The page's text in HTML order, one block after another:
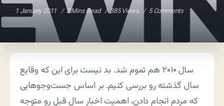
1 January 2011 2 Mins Read 385 Views 5 Comments
سال ۲۰۱۰ هم تموم شد. بد نیست برای این که وقایع
سال گذشته رو بررسی کنیم. بر اساس جست‌وجوهایی
که مردم انجام دادن، اهمیت اخبار سال قبل رو متوجه